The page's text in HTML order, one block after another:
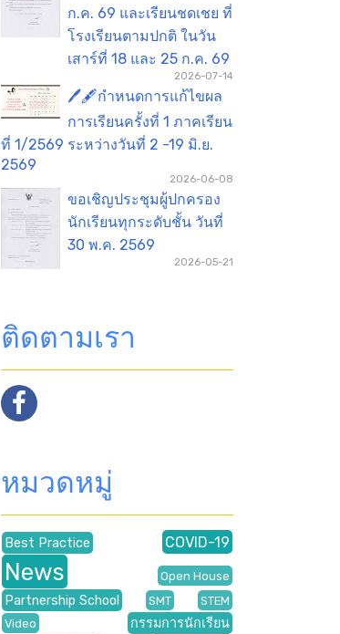
ก.ค. 69 และเรียนชดเชย ที่
โรงเรียนตามปกติ ในวัน
เสาร์ที่ 18 และ 25 ก.ค. 69
2026-07-14
🖊️🖋️กำหนดการแก้ไขผล
การเรียนครั้งที่ 1 ภาคเรียน
ที่ 1/2569 ระหว่างวันที่ 2 -19 มิ.ย.
2569
2026-06-08
ขอเชิญประชุมผู้ปกครอง
นักเรียนทุกระดับชั้น วันที่
30 พ.ค. 2569
2026-05-21
ติดตามเรา
หมวดหมู่
Best Practice COVID-19
News Open House
Partnership School SMT
STEM
Video
กรรมการนักเรียน